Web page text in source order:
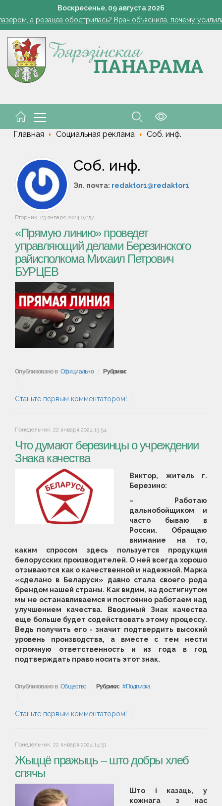
Воскресенье, 09 августа 2026
жара ушла, но лето не спешит прощаться. Рябов рассказал о
а розацеа обострилась? Врач объяснила, почему
В Пинском районе бесправник сбил мопед, его водитель в
В МВД разъяснили нюансы выдачи паспортов
жара ушла, но лето не спешит прощаться. Рябов рассказал о
В Пинском районе бесправник сбил мопед, его водитель в
Главная Социальная реклама Соб. инф.
Соб. инф.
Эл. почта: redaktor1@redaktor1
Вторник, 23 января 2024 07:57
«Прямую линию» проведет
управляющий делами Березинского
райисполкома Михаил Петрович
БУРЦЕВ
Опубликовано в Официально Рубрики:
Станьте первым комментатором!
Понедельник, 22 января 2024 13:54
Что думают березинцы о учреждении
Знака качества
Виктор, житель г.
Березино:
– Работаю
дальнобойщиком и
часто бываю в
России. Обращаю
внимание на то,
каким спросом здесь пользуется продукция
белорусских производителей. О ней всегда хорошо
отзываются как о качественной и надежной. Марка
«сделано в Беларуси» давно стала своего рода
брендом нашей страны. Как видим, на достигнутом
мы не останавливаемся и постоянно работаем над
улучшением качества. Вводимый Знак качества
еще больше будет содействовать этому процессу.
Ведь получить его - значит подтвердить высокий
уровень производства, а вместе с тем нести
огромную ответственность и из года в год
подтверждать право носить этот знак.
Опубликовано в Общество Рубрики: Подписка
Станьте первым комментатором!
Понедельник, 22 января 2024 14:51
Жыццё пражыць – што добры хлеб
спячы
Што і казаць, у
кожнага з нас